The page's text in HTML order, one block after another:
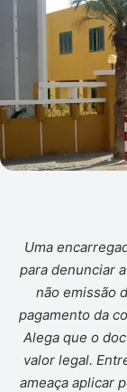
Uma
para denunciar
não emissão
pagamento da
Alega que o
valor legal.
ameaça aplicar